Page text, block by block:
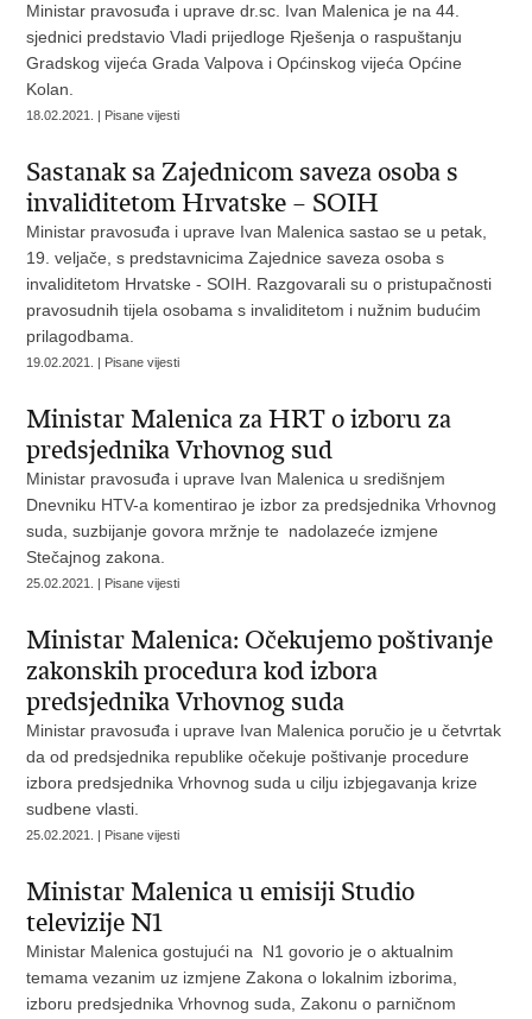
Ministar pravosuđa i uprave dr.sc. Ivan Malenica je na 44.
sjednici predstavio Vladi prijedloge Rješenja o raspuštanju
Gradskog vijeća Grada Valpova i Općinskog vijeća Općine
Kolan.
18.02.2021. | Pisane vijesti
Sastanak sa Zajednicom saveza osoba s
invaliditetom Hrvatske – SOIH
Ministar pravosuđa i uprave Ivan Malenica sastao se u petak,
19. veljače, s predstavnicima Zajednice saveza osoba s
invaliditetom Hrvatske - SOIH. Razgovarali su o pristupačnosti
pravosudnih tijela osobama s invaliditetom i nužnim budućim
prilagodbama.
19.02.2021. | Pisane vijesti
Ministar Malenica za HRT o izboru za
predsjednika Vrhovnog sud
Ministar pravosuđa i uprave Ivan Malenica u središnjem
Dnevniku HTV-a komentirao je izbor za predsjednika Vrhovnog
suda, suzbijanje govora mržnje te nadolazeće izmjene
Stečajnog zakona.
25.02.2021. | Pisane vijesti
Ministar Malenica: Očekujemo poštivanje
zakonskih procedura kod izbora
predsjednika Vrhovnog suda
Ministar pravosuđa i uprave Ivan Malenica poručio je u četvrtak
da od predsjednika republike očekuje poštivanje procedure
izbora predsjednika Vrhovnog suda u cilju izbjegavanja krize
sudbene vlasti.
25.02.2021. | Pisane vijesti
Ministar Malenica u emisiji Studio
televizije N1
Ministar Malenica gostujući na N1 govorio je o aktualnim
temama vezanim uz izmjene Zakona o lokalnim izborima,
izboru predsjednika Vrhovnog suda, Zakonu o parničnom